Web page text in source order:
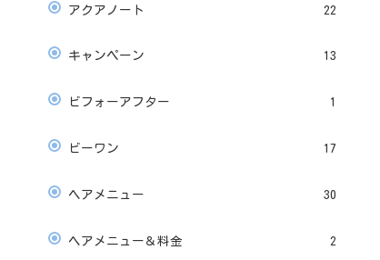
アクアノート 22
キャンペーン 13
ビフォーアフター 1
ビーワン 17
ヘアメニュー 30
ヘアメニュー＆料金 2